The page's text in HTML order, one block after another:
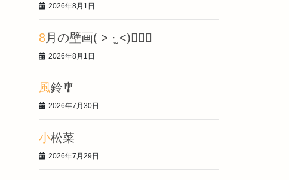
2026年8月1日
8月の壁画‎( > ·̫ <)👍🏻🌟
2026年8月1日
風鈴🎐
2026年7月30日
小松菜
2026年7月29日